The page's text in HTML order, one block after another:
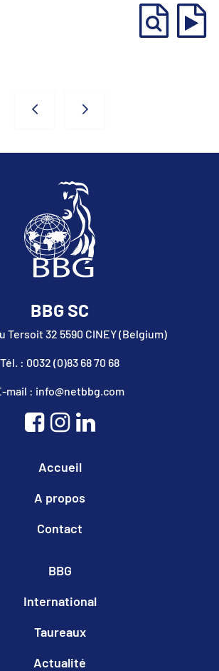
BBG SC
Tersoit 32 5590 CINEY (Belgium)
Tél. : 0032 (0)83 68 70 68
mail : info@netbbg.com
Accueil
A propos
Contact
BBG
International
Taureaux
Actualité